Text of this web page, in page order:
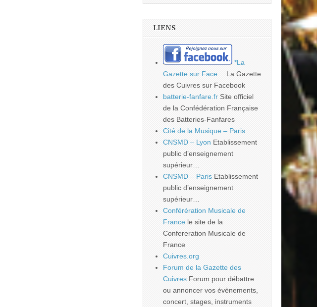
LIENS
*La
Gazette sur Face…
La Gazette
des Cuivres sur Facebook
batterie-fanfare.fr Site officiel
de la Confédération Française
des Batteries-Fanfares
Cité de la Musique – Paris
CNSMD – Lyon Etablissement
public d’enseignement
supérieur…
CNSMD – Paris Etablissement
public d’enseignement
supérieur…
Conférération Musicale de
France le site de la
Confereration Musicale de
France
Cuivres.org
Forum de la Gazette des
Cuivres Forum pour débattre
ou annoncer vos évènements,
concert, stages, instruments